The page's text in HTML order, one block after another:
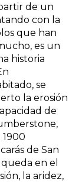
de un
con la
que han
es un
historia
se
la erosión
de
de San
en el
la aridez,